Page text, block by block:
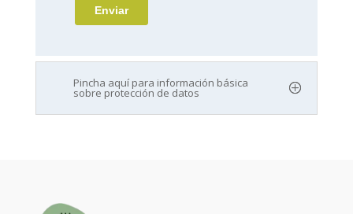
Pincha aquí para información básica
sobre protección de datos